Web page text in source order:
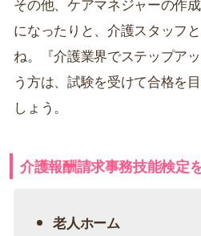
になったりと、介護スタッフ
ね。『介護業界でステップア
う方は、試験を受けて合格を
しょう。
介護報酬請求事務技能検定
老人ホーム